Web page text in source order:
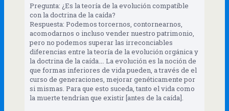
Pregunta: ¿Es la teoría de la evolución compatible
con la doctrina de la caída?
Respuesta: Podemos torcernos, contornearnos,
acomodarnos o incluso vender nuestro patrimonio,
pero no podemos superar las irreconciables
diferencias entre la teoría de la evolución orgánica y
la doctrina de la caída…. La evolución es la noción de
que formas inferiores de vida pueden, a través de el
curso de generaciones, mejorar genéticamente por
si mismas. Para que esto suceda, tanto el vida como
la muerte tendrían que existir [antes de la caída].